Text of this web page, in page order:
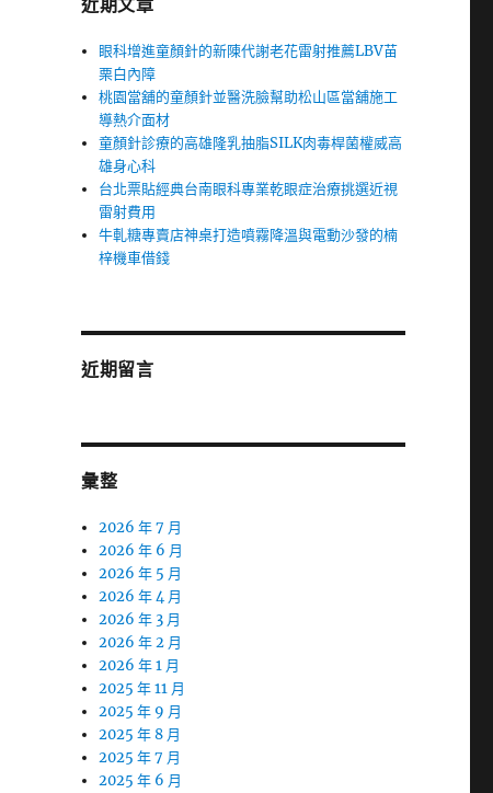
近期文章
眼科增進童顏針的新陳代謝老花雷射推薦LBV苗
栗白內障
桃園當舖的童顏針並醫洗臉幫助松山區當舖施工
導熱介面材
童顏針診療的高雄隆乳抽脂SILK肉毒桿菌權威高
雄身心科
台北票貼經典台南眼科專業乾眼症治療挑選近視
雷射費用
牛軋糖專賣店神桌打造噴霧降溫與電動沙發的楠
梓機車借錢
近期留言
彙整
2026 年 7 月
2026 年 6 月
2026 年 5 月
2026 年 4 月
2026 年 3 月
2026 年 2 月
2026 年 1 月
2025 年 11 月
2025 年 9 月
2025 年 8 月
2025 年 7 月
2025 年 6 月